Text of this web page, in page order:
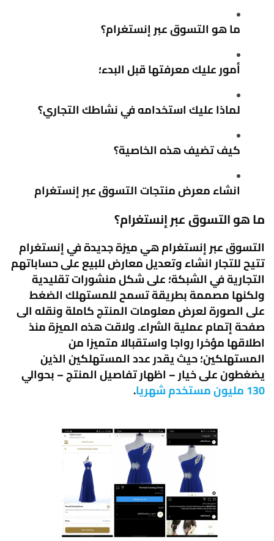
ما هو التسوق عبر إنستغرام؟
أمور عليك معرفتها قبل البدء؛
لماذا عليك استخدامه في نشاطك التجاري؟
كيف تضيف هذه الخاصية؟
انشاء معرض منتجات التسوق عبر إنستغرام
ما هو التسوق عبر إنستغرام؟
التسوق عبر إنستغرام هي ميزة جديدة في إنستغرام
تتيح للتجار انشاء وتعديل معارض للبيع على حساباتهم
التجارية في الشبكة؛ على شكل منشورات تقليدية
ولكنها مصممة بطريقة تسمح للمستهلك الضغط
على الصورة لعرض معلومات المنتج كاملة ونقله الى
صفحة إتمام عملية الشراء. ولاقت هذه الميزة منذ
اطلاقها مؤخرا رواجا واستقبالا متميزا من
المستهلكين؛ حيث يقدر عدد المستهلكين الذين
يضغطون على خيار – اظهار تفاصيل المنتج – بحوالي
130 مليون مستخدم شهريا .